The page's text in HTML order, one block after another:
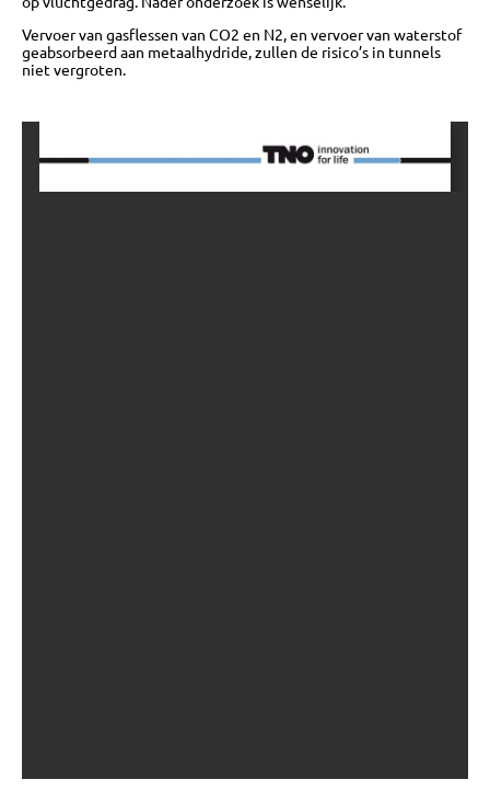
OVER
KENNISBANK
Vervoer van gasflessen van CO2 en N2, en vervoer van waterstof
geabsorbeerd aan metaalhydride, zullen de risico’s in tunnels
niet vergroten.